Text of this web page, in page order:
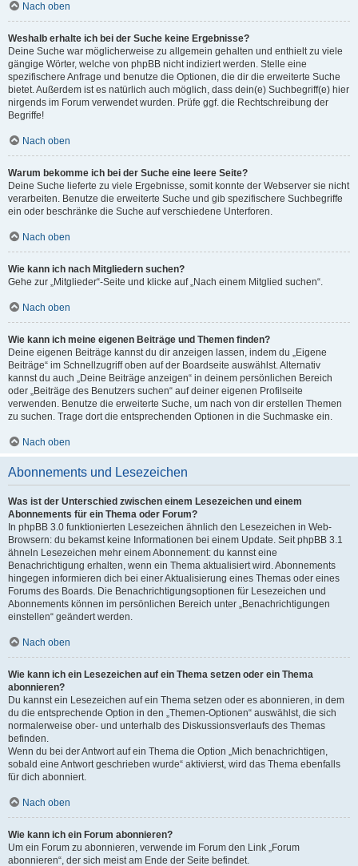
Nach oben
Weshalb erhalte ich bei der Suche keine Ergebnisse?
Deine Suche war möglicherweise zu allgemein gehalten und enthielt zu viele
gängige Wörter, welche von phpBB nicht indiziert werden. Stelle eine
spezifischere Anfrage und benutze die Optionen, die dir die erweiterte Suche
bietet. Außerdem ist es natürlich auch möglich, dass dein(e) Suchbegriff(e) hier
nirgends im Forum verwendet wurden. Prüfe ggf. die Rechtschreibung der
Begriffe!
Nach oben
Warum bekomme ich bei der Suche eine leere Seite?
Deine Suche lieferte zu viele Ergebnisse, somit konnte der Webserver sie nicht
verarbeiten. Benutze die erweiterte Suche und gib spezifischere Suchbegriffe
ein oder beschränke die Suche auf verschiedene Unterforen.
Nach oben
Wie kann ich nach Mitgliedern suchen?
Gehe zur „Mitglieder“-Seite und klicke auf „Nach einem Mitglied suchen“.
Nach oben
Wie kann ich meine eigenen Beiträge und Themen finden?
Deine eigenen Beiträge kannst du dir anzeigen lassen, indem du „Eigene
Beiträge“ im Schnellzugriff oben auf der Boardseite auswählst. Alternativ
kannst du auch „Deine Beiträge anzeigen“ in deinem persönlichen Bereich
oder „Beiträge des Benutzers suchen“ auf deiner eigenen Profilseite
verwenden. Benutze die erweiterte Suche, um nach von dir erstellen Themen
zu suchen. Trage dort die entsprechenden Optionen in die Suchmaske ein.
Nach oben
Abonnements und Lesezeichen
Was ist der Unterschied zwischen einem Lesezeichen und einem
Abonnements für ein Thema oder Forum?
In phpBB 3.0 funktionierten Lesezeichen ähnlich den Lesezeichen in Web-
Browsern: du bekamst keine Informationen bei einem Update. Seit phpBB 3.1
ähneln Lesezeichen mehr einem Abonnement: du kannst eine
Benachrichtigung erhalten, wenn ein Thema aktualisiert wird. Abonnements
hingegen informieren dich bei einer Aktualisierung eines Themas oder eines
Forums des Boards. Die Benachrichtigungsoptionen für Lesezeichen und
Abonnements können im persönlichen Bereich unter „Benachrichtigungen
einstellen“ geändert werden.
Nach oben
Wie kann ich ein Lesezeichen auf ein Thema setzen oder ein Thema
abonnieren?
Du kannst ein Lesezeichen auf ein Thema setzen oder es abonnieren, in dem
du die entsprechende Option in den „Themen-Optionen“ auswählst, die sich
normalerweise ober- und unterhalb des Diskussionsverlaufs des Themas
befinden.
Wenn du bei der Antwort auf ein Thema die Option „Mich benachrichtigen,
sobald eine Antwort geschrieben wurde“ aktivierst, wird das Thema ebenfalls
für dich abonniert.
Nach oben
Wie kann ich ein Forum abonnieren?
Um ein Forum zu abonnieren, verwende im Forum den Link „Forum
abonnieren“, der sich meist am Ende der Seite befindet.